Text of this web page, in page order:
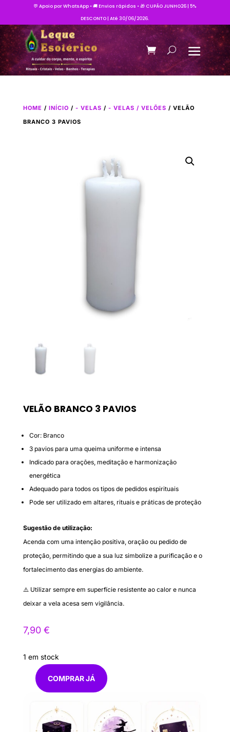
💬 Apoio por WhatsApp • 🚚 Envios rápidos • 🎁 CUPÃO JUNHO26 | 5%
DESCONTO | Até 30/06/2026.
HOME / INÍCIO / - VELAS / - VELAS / VELÕES / VELÃO
BRANCO 3 PAVIOS
VELÃO BRANCO 3 PAVIOS
Cor: Branco
3 pavios para uma queima uniforme e intensa
Indicado para orações, meditação e harmonização
energética
Adequado para todos os tipos de pedidos espirituais
Pode ser utilizado em altares, rituais e práticas de proteção
Sugestão de utilização:
Acenda com uma intenção positiva, oração ou pedido de
proteção, permitindo que a sua luz simbolize a purificação e o
fortalecimento das energias do ambiente.
⚠️ Utilizar sempre em superfície resistente ao calor e nunca
deixar a vela acesa sem vigilância.
7,90 €
1 em stock
Quantidade
Branco
COMPRAR JÁ